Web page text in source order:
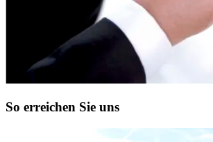
So erreichen Sie uns